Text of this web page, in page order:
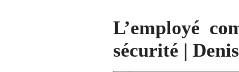
L’employé
sécurité |